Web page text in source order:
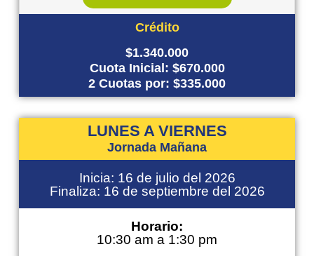
Crédito
$1.340.000
Cuota Inicial: $670.000
2 Cuotas por: $335.000
LUNES A VIERNES
Jornada Mañana
Inicia: 16 de julio del 2026
Finaliza: 16 de septiembre del 2026
Horario:
10:30 am a 1:30 pm